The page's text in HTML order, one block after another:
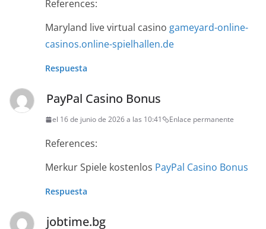
References:
Maryland live virtual casino gameyard-online-
casinos.online-spielhallen.de
Respuesta
PayPal Casino Bonus
el 16 de junio de 2026 a las 10:41 Enlace permanente
References:
Merkur Spiele kostenlos PayPal Casino Bonus
Respuesta
jobtime.bg